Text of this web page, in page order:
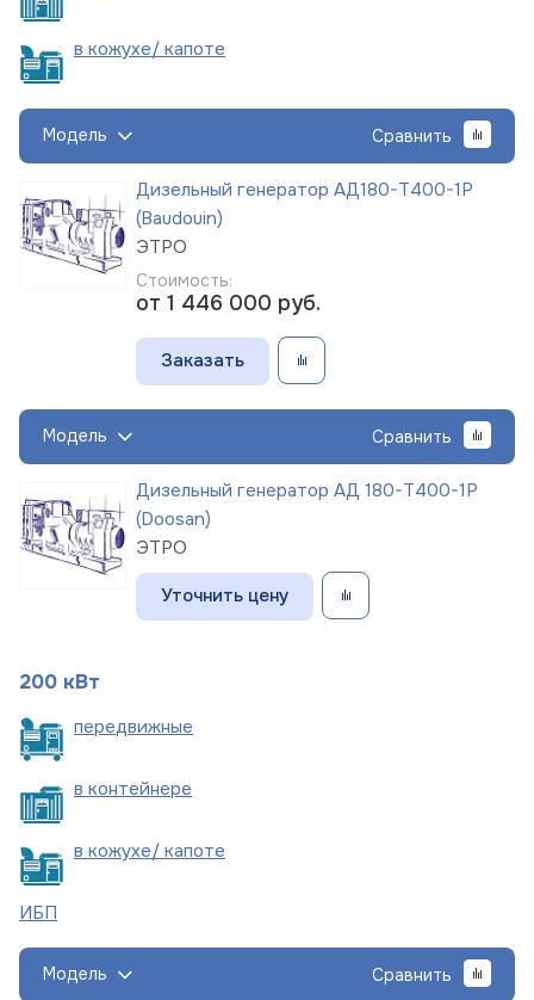
в кожухе/ капоте
Модель Сравнить
Дизельный генератор АД180-Т400-1Р
(Baudouin)
ЭТРО
Стоимость:
от 1 446 000 руб.
Заказать
Модель Сравнить
Дизельный генератор АД 180-Т400-1Р
(Doosan)
ЭТРО
Уточнить цену
200 кВт
передвижные
в контейнере
в кожухе/ капоте
ИБП
Модель Сравнить